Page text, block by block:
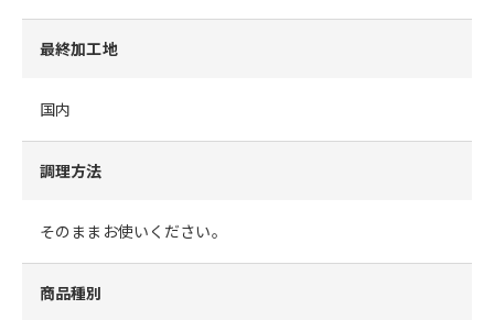
最終加工地
国内
調理方法
そのままお使いください。
商品種別